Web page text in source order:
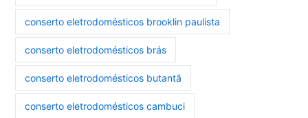
conserto eletrodomésticos brooklin paulista
conserto eletrodomésticos brás
conserto eletrodomésticos butantã
conserto eletrodomésticos cambuci